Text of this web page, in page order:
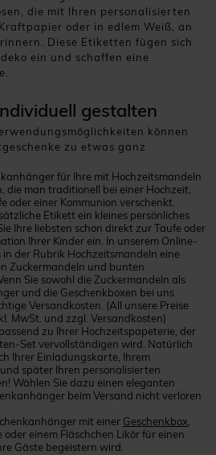
die mit Ihren personalisierten
oder in edlem Weiß, an
Diese Etiketten fügen sich
ein und schaffen eine
gestalten
können
zu etwas ganz
für Ihre mit Hochzeitsmandeln
die man traditionell bei einer Hochzeit,
oder einer Kommunion verschenkt.
Etikett ein kleines persönliches
Ihre liebsten schon direkt zur Taufe oder
Ihrer Kinder ein. In unserem Online-
in der Rubrik Hochzeitsmandeln eine
Zuckermandeln und bunten
Sie sowohl die Zuckermandeln als
und die Geschenkboxen bei uns
Versandkosten. (All unsere Preise
MwSt. und zzgl. Versandkosten)
zu Ihrer Hochzeitspapeterie, der
Set vervollständigen wird. Natürlich
Ihrer Einladungskarte, Ihrem
später Ihren personalisierten
Wählen Sie dazu einen eleganten
beim Versand nicht verloren
mit einer Geschenkbox,
einem Fläschchen Likör für einen
Gäste begeistern wird.